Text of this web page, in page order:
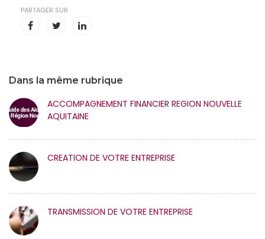
Dans la même rubrique
ACCOMPAGNEMENT FINANCIER REGION NOUVELLE
AQUITAINE
CREATION DE VOTRE ENTREPRISE
TRANSMISSION DE VOTRE ENTREPRISE
PARTAGER SUR